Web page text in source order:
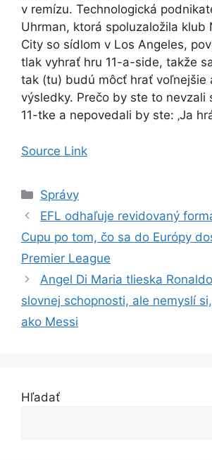
v remízu. Technologická
Uhrman, ktorá spoluzaložila klub
City so sídlom v Los Angeles,
tlak vyhrať hru 11-a-side, takže
tak (tu) budú môcť hrať voľnejšie
výsledky. Prečo by ste to nevzali
11-tke a nepovedali by ste: ‚Ja
Source Link
Kategórie
Správy
EFL odhaľuje revidovaný
Cupu po tom, čo sa do Európy
Premier League
Angel Di Maria tlieska
slovnej schopnosti, ale nemyslí
ako Messi
Hľadať